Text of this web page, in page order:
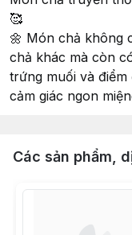
🥰
🌼 Món chả không
chả khác mà còn
trứng muối và điểm
cảm giác ngon
Các sản phẩm,